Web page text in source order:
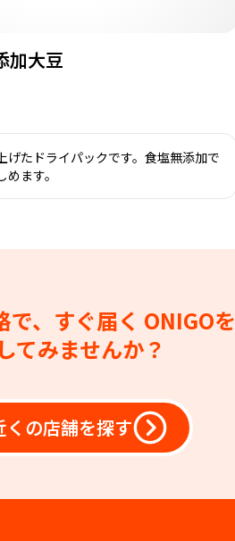
加大豆
げたドライパックです。食塩無添加で
ます。
で、すぐ届く ONIGOを
てみませんか？
くの店舗を探す